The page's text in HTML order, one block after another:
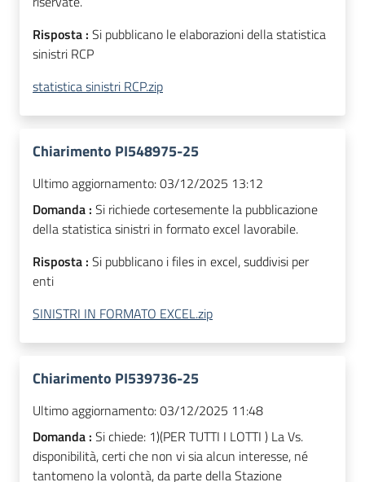
Risposta : Si pubblicano le elaborazioni della statistica
sinistri RCP
statistica sinistri RCP.zip
Chiarimento PI548975-25
Ultimo aggiornamento:03/12/2025 13:12
Domanda : Si richiede cortesemente la pubblicazione
della statistica sinistri in formato excel lavorabile.
Risposta : Si pubblicano i files in excel, suddivisi per
enti
SINISTRI IN FORMATO EXCEL.zip
Chiarimento PI539736-25
Ultimo aggiornamento:03/12/2025 11:48
Domanda : Si chiede: 1)(PER TUTTI I LOTTI ) La Vs.
disponibilità, certi che non vi sia alcun interesse, né
tantomeno la volontà, da parte della Stazione